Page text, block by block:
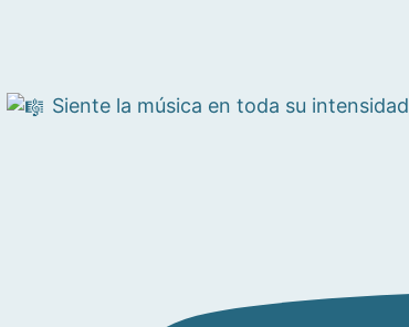
Siente la música en toda su intensidad